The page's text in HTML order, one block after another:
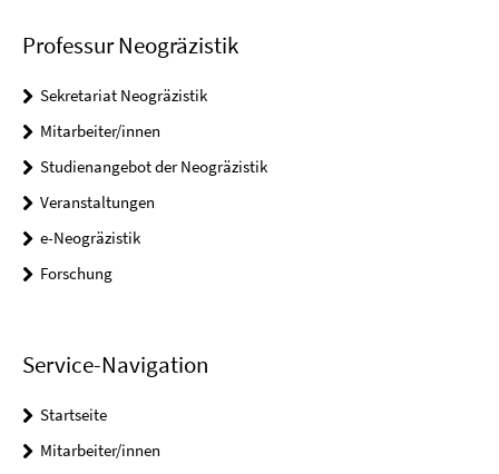
Professur Neogräzistik
Sekretariat Neogräzistik
Mitarbeiter/innen
Studienangebot der Neogräzistik
Veranstaltungen
e-Neogräzistik
Forschung
Service-Navigation
Startseite
Mitarbeiter/innen